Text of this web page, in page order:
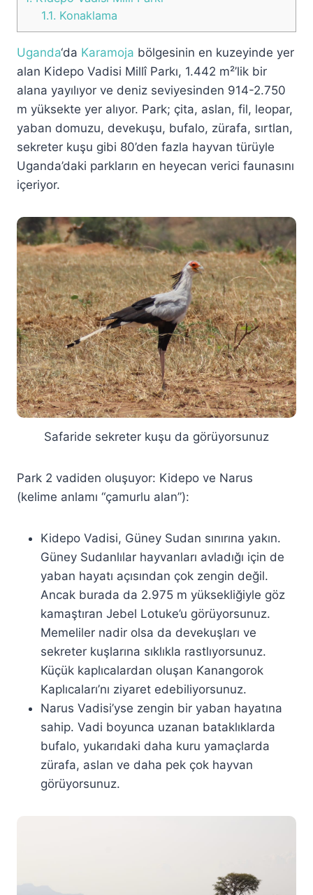
1.1. Konaklama
Uganda‘da Karamoja bölgesinin en kuzeyinde yer
alan Kidepo Vadisi Millî Parkı, 1.442 m²’lik bir
alana yayılıyor ve deniz seviyesinden 914-2.750
m yüksekte yer alıyor. Park; çita, aslan, fil, leopar,
yaban domuzu, devekuşu, bufalo, zürafa, sırtlan,
sekreter kuşu gibi 80’den fazla hayvan türüyle
Uganda’daki parkların en heyecan verici faunasını
içeriyor.
Safaride sekreter kuşu da görüyorsunuz
Park 2 vadiden oluşuyor: Kidepo ve Narus
(kelime anlamı “çamurlu alan”):
Kidepo Vadisi, Güney Sudan sınırına yakın.
Güney Sudanlılar hayvanları avladığı için de
yaban hayatı açısından çok zengin değil.
Ancak burada da 2.975 m yüksekliğiyle göz
kamaştıran Jebel Lotuke’u görüyorsunuz.
Memeliler nadir olsa da devekuşları ve
sekreter kuşlarına sıklıkla rastlıyorsunuz.
Küçük kaplıcalardan oluşan Kanangorok
Kaplıcaları’nı ziyaret edebiliyorsunuz.
Narus Vadisi’yse zengin bir yaban hayatına
sahip. Vadi boyunca uzanan bataklıklarda
bufalo, yukarıdaki daha kuru yamaçlarda
zürafa, aslan ve daha pek çok hayvan
görüyorsunuz.